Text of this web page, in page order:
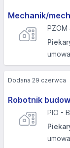
Mechanik/
PZOM
Robotnik
PIO -
Dodana 29 czerwca